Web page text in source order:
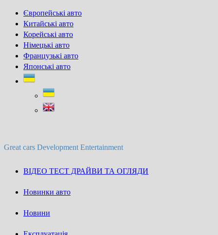
Skip
content
Європейські авто
Китайські авто
Корейські авто
Німецькі авто
Французькі авто
Японські авто
Great cars Development Entertainment
ВІДЕО ТЕСТ ДРАЙВИ ТА ОГЛЯДИ
Новинки авто
Новини